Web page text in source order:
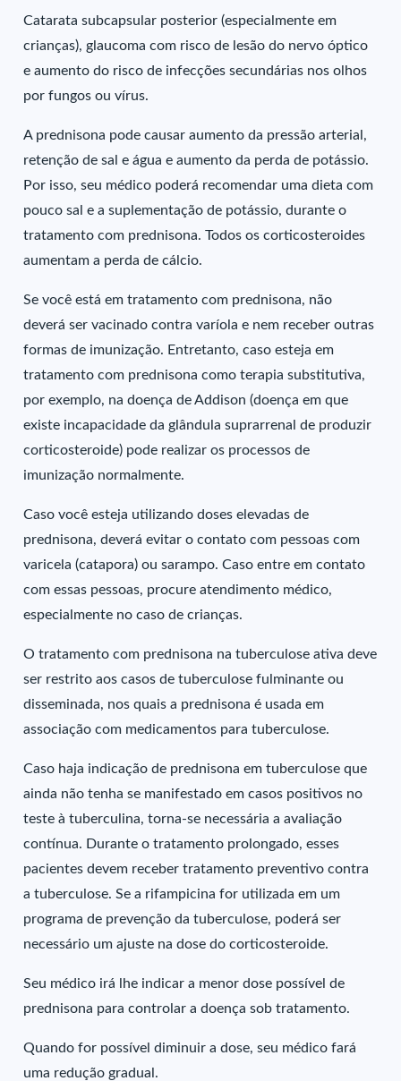
Catarata subcapsular posterior (especialmente em
crianças), glaucoma com risco de lesão do nervo óptico
e aumento do risco de infecções secundárias nos olhos
por fungos ou vírus.
A prednisona pode causar aumento da pressão arterial,
retenção de sal e água e aumento da perda de potássio.
Por isso, seu médico poderá recomendar uma dieta com
pouco sal e a suplementação de potássio, durante o
tratamento com prednisona. Todos os corticosteroides
aumentam a perda de cálcio.
Se você está em tratamento com prednisona, não
deverá ser vacinado contra varíola e nem receber outras
formas de imunização. Entretanto, caso esteja em
tratamento com prednisona como terapia substitutiva,
por exemplo, na doença de Addison (doença em que
existe incapacidade da glândula suprarrenal de produzir
corticosteroide) pode realizar os processos de
imunização normalmente.
Caso você esteja utilizando doses elevadas de
prednisona, deverá evitar o contato com pessoas com
varicela (catapora) ou sarampo. Caso entre em contato
com essas pessoas, procure atendimento médico,
especialmente no caso de crianças.
O tratamento com prednisona na tuberculose ativa deve
ser restrito aos casos de tuberculose fulminante ou
disseminada, nos quais a prednisona é usada em
associação com medicamentos para tuberculose.
Caso haja indicação de prednisona em tuberculose que
ainda não tenha se manifestado em casos positivos no
teste à tuberculina, torna-se necessária a avaliação
contínua. Durante o tratamento prolongado, esses
pacientes devem receber tratamento preventivo contra
a tuberculose. Se a rifampicina for utilizada em um
programa de prevenção da tuberculose, poderá ser
necessário um ajuste na dose do corticosteroide.
Seu médico irá lhe indicar a menor dose possível de
prednisona para controlar a doença sob tratamento.
Quando for possível diminuir a dose, seu médico fará
uma redução gradual.